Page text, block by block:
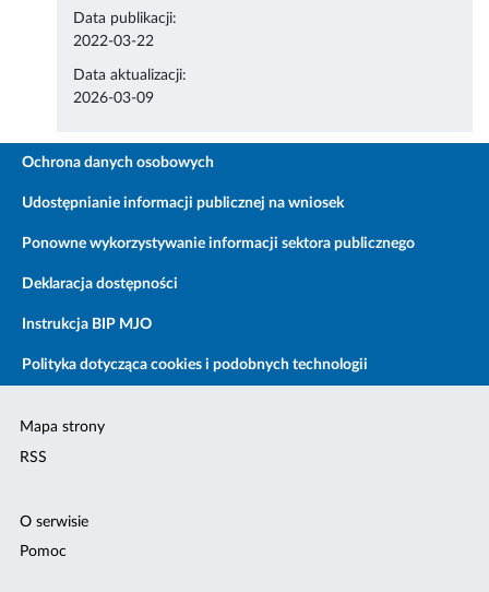
Data publikacji:
2022-03-22
Data aktualizacji:
2026-03-09
Ochrona danych osobowych
Udostępnianie informacji publicznej na wniosek
Ponowne wykorzystywanie informacji sektora publicznego
Deklaracja dostępności
Instrukcja BIP MJO
Polityka dotycząca cookies i podobnych technologii
Mapa strony
RSS
O serwisie
Pomoc